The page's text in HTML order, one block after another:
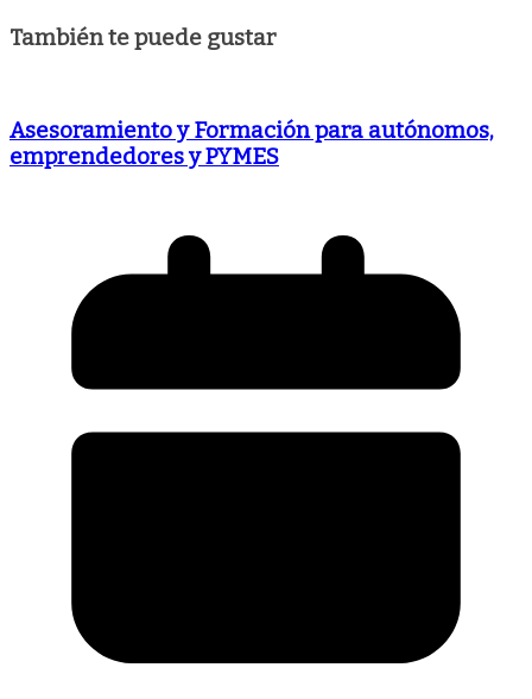
También te puede gustar
Asesoramiento y Formación para autónomos,
emprendedores y PYMES